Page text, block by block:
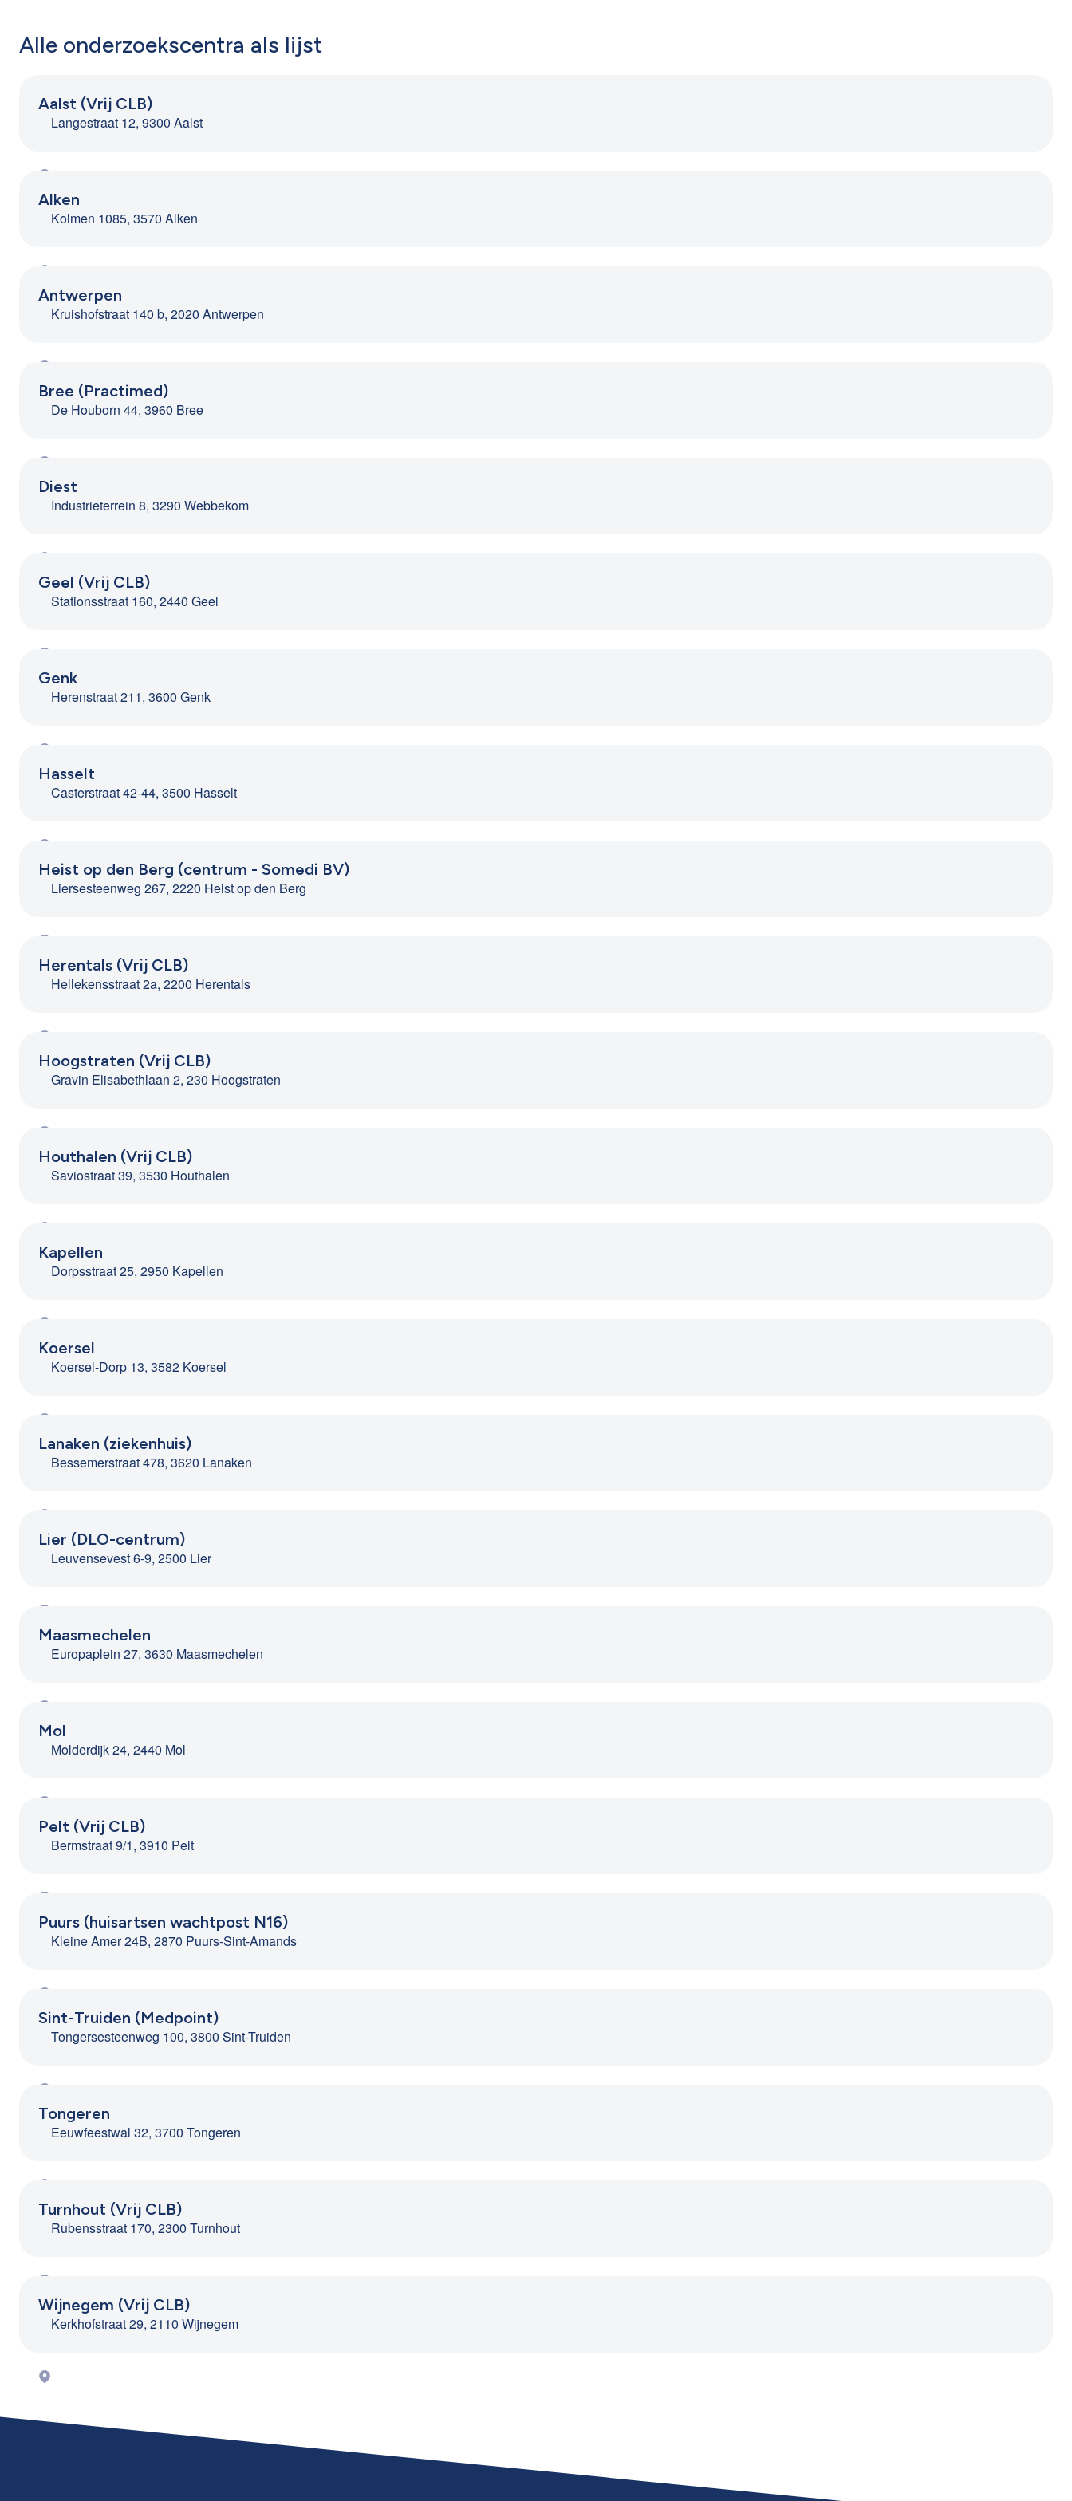
Alle onderzoekscentra als lijst
Aalst (Vrij CLB)
Langestraat 12, 9300 Aalst
Alken
Kolmen 1085, 3570 Alken
Antwerpen
Kruishofstraat 140 b, 2020 Antwerpen
Bree (Practimed)
De Houborn 44, 3960 Bree
Diest
Industrieterrein 8, 3290 Webbekom
Geel (Vrij CLB)
Stationsstraat 160, 2440 Geel
Genk
Herenstraat 211, 3600 Genk
Hasselt
Casterstraat 42-44, 3500 Hasselt
Heist op den Berg (centrum - Somedi BV)
Liersesteenweg 267, 2220 Heist op den Berg
Herentals (Vrij CLB)
Hellekensstraat 2a, 2200 Herentals
Hoogstraten (Vrij CLB)
Gravin Elisabethlaan 2, 230 Hoogstraten
Houthalen (Vrij CLB)
Saviostraat 39, 3530 Houthalen
Kapellen
Dorpsstraat 25, 2950 Kapellen
Koersel
Koersel-Dorp 13, 3582 Koersel
Lanaken (ziekenhuis)
Bessemerstraat 478, 3620 Lanaken
Lier (DLO-centrum)
Leuvensevest 6-9, 2500 Lier
Maasmechelen
Europaplein 27, 3630 Maasmechelen
Mol
Molderdijk 24, 2440 Mol
Pelt (Vrij CLB)
Bermstraat 9/1, 3910 Pelt
Puurs (huisartsen wachtpost N16)
Kleine Amer 24B, 2870 Puurs-Sint-Amands
Sint-Truiden (Medpoint)
Tongersesteenweg 100, 3800 Sint-Truiden
Tongeren
Eeuwfeestwal 32, 3700 Tongeren
Turnhout (Vrij CLB)
Rubensstraat 170, 2300 Turnhout
Wijnegem (Vrij CLB)
Kerkhofstraat 29, 2110 Wijnegem